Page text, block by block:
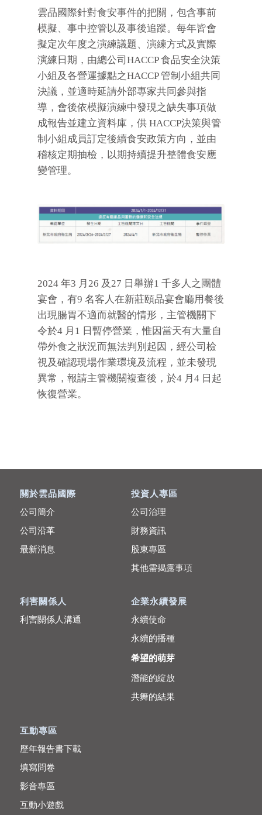
雲品國際針對食安事件的把關，包含事前
模擬、事中控管以及事後追蹤。每年皆會
擬定次年度之演練議題、演練方式及實際
演練日期，由總公司HACCP 食品安全決策
小組及各營運據點之HACCP 管制小組共同
決議，並適時延請外部專家共同參與指
導，會後依模擬演練中發現之缺失事項做
成報告並建立資料庫，供 HACCP決策與管
制小組成員訂定後續食安政策方向，並由
稽核定期抽檢，以期持續提升整體食安應
變管理。
2024 年3 月26 及27 日舉辦1 千多人之團體
宴會，有9 名客人在新莊頤品宴會廳用餐後
出現腸胃不適而就醫的情形，主管機關下
令於4 月1 日暫停營業，惟因當天有大量自
帶外食之狀況而無法判別起因，經公司檢
視及確認現場作業環境及流程，並未發現
異常，報請主管機關複查後，於4 月4 日起
恢復營業。
關於雲品國際
公司簡介
公司沿革
最新消息
投資人專區
公司治理
財務資訊
股東專區
其他需揭露事項
利害關係人
利害關係人溝通
企業永續發展
永續使命
永續的播種
希望的萌芽
潛能的綻放
共舞的結果
互動專區
歷年報告書下載
填寫問卷
影音專區
互動小遊戲